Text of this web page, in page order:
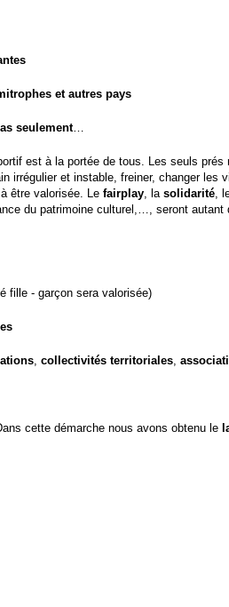
et autres pays
seulement…
est à la portée de tous. Les seuls
irrégulier et instable, freiner, changer les
être valorisée. Le fairplay, la solidarité,
du patrimoine culturel,…, seront autant
fille - garçon sera valorisée)
, collectivités territoriales,
cette démarche nous avons obtenu le